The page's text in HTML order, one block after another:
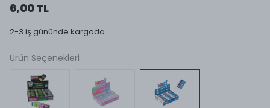
6,00 TL
2-3 iş gününde kargoda
Ürün Seçenekleri